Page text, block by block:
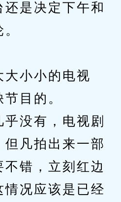
是决定下午和
小小的电视
目的。
没有，电视剧
但凡拍出来一部
错，立刻红边
况应该是已经